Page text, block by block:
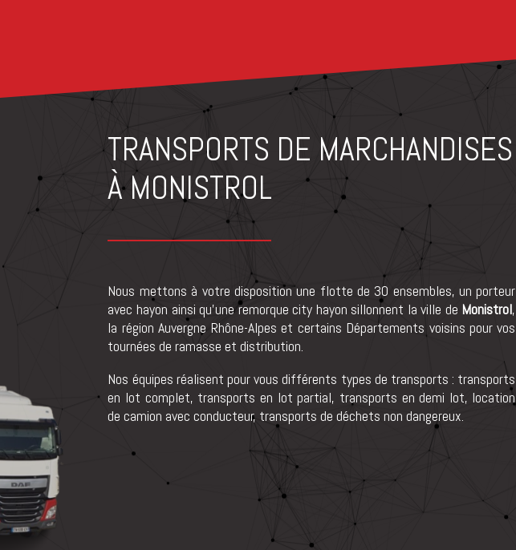
TRANSPORTS DE MARCHANDISES
À MONISTROL
Nous mettons à votre disposition une flotte de 30 ensembles, un porteur
avec hayon ainsi qu’une remorque city hayon sillonnent la ville de Monistrol,
la région Auvergne Rhône-Alpes et certains Départements voisins pour vos
tournées de ramasse et distribution.
Nos équipes réalisent pour vous différents types de transports : transports
en lot complet, transports en lot partial, transports en demi lot, location
de camion avec conducteur, transports de déchets non dangereux.